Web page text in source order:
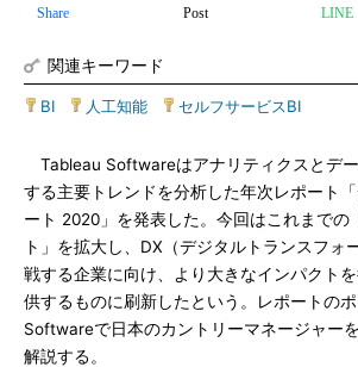
Share Post LINE
関連キーワード
BI 人工知能 セルフサービスBI
Tableau Softwareはアナリティクスとデ
する主要トレンドを分析した年次レポート
ート 2020」を発表した。今回はこれまでの
ト」を拡大し、DX（デジタルトランスフォ
戦する企業に向け、より大きなインパクト
供するものに刷新したという。レポートの
Softwareで日本のカントリーマネージャー
解説する。